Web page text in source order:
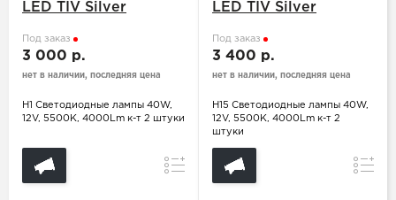
LED TIV Silver
Под заказ
3 000 р.
нет в наличии, последняя цена
H1 Светодиодные лампы 40W,
12V, 5500K, 4000Lm к-т 2 штуки
Сравнение
LED TIV Silver
Под заказ
3 400 р.
нет в наличии, последняя цена
H15 Светодиодные лампы 40W,
12V, 5500K, 4000Lm к-т 2
штуки